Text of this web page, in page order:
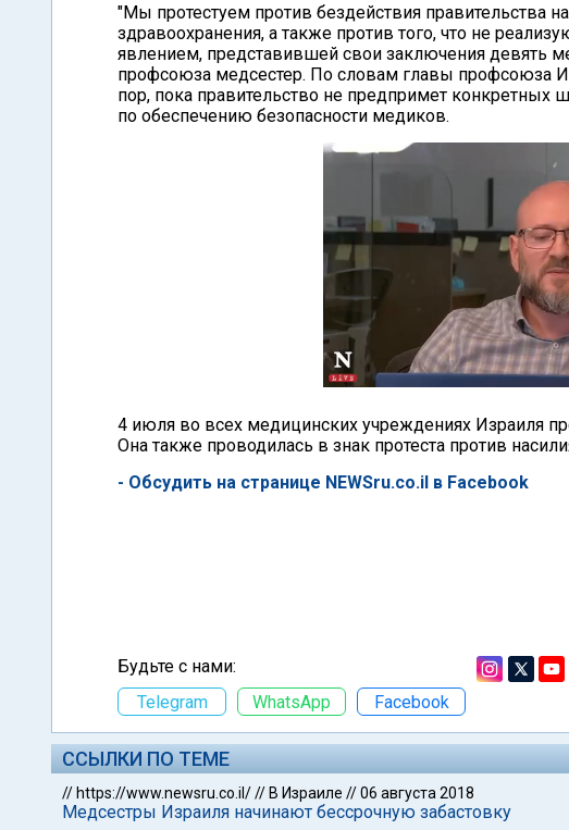
"Мы протестуем против бездействия правительства
здравоохранения, а также против того, что не
явлением, представившей свои заключения девять
профсоюза медсестер. По словам главы профсоюза
пор, пока правительство не предпримет
по обеспечению безопасности медиков.
4 июля во всех медицинских учреждениях Израиля
Она также проводилась в знак протеста против
- Обсудить на странице NEWSru.co.il в Facebook
Будьте с нами:
Telegram
WhatsApp Facebook
ССЫЛКИ ПО ТЕМЕ
// https://www.newsru.co.il/// В Израиле //06 августа 2018
Медсестры Израиля начинают бессрочную забастовку